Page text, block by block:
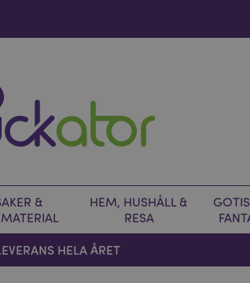
&
HEM, HUSHÅLL &
RESA
HELA ÅRET